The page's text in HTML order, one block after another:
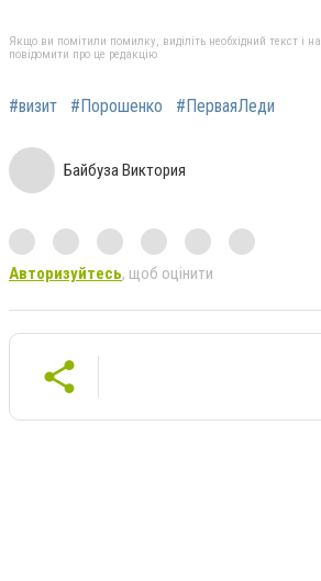
Якщо ви помітили помилку, виділіть необхідний текст і
повідомити про це редакцію
#визит #Порошенко #ПерваяЛеди
Байбуза Виктория
Авторизуйтесь, щоб оцінити